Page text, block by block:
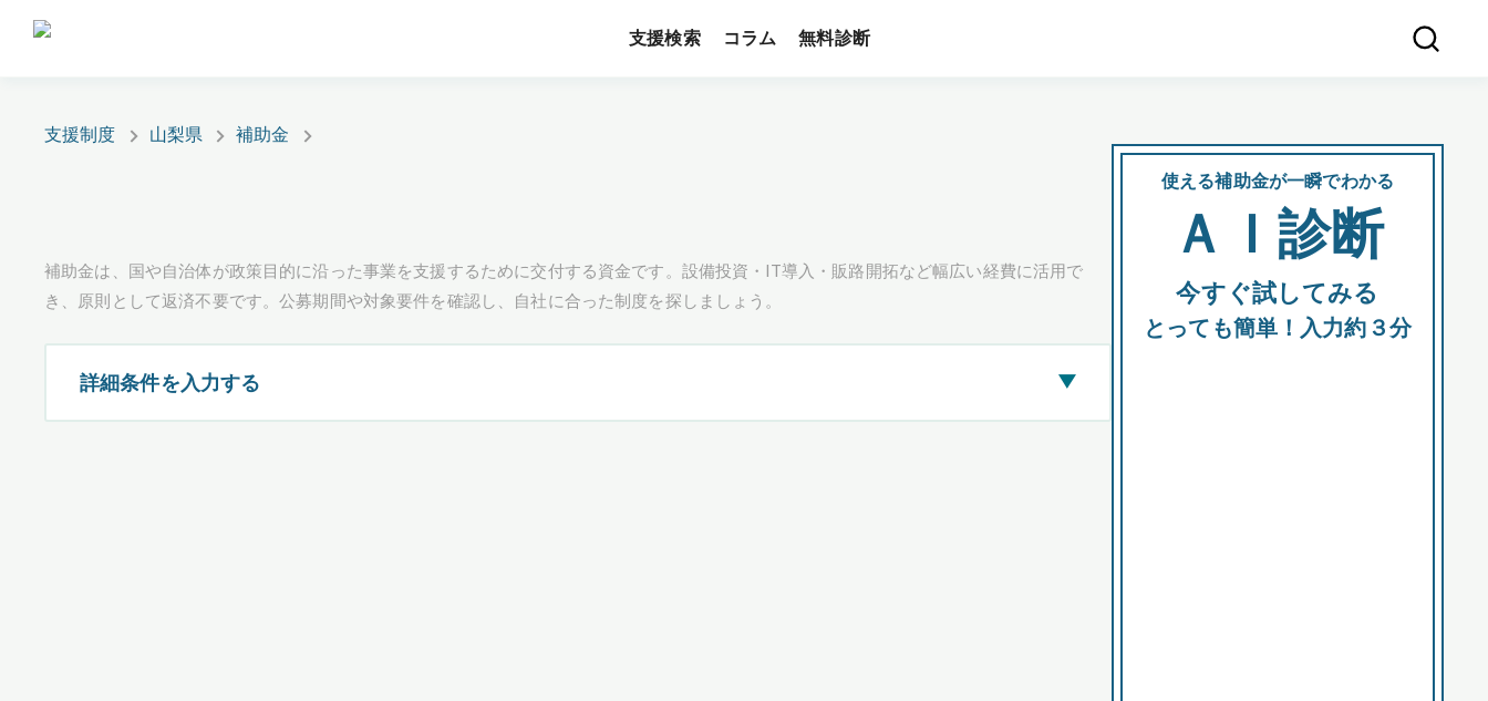
支援検索 コラム 無料診断
支援制度 山梨県 補助金
補助金は、国や自治体が政策目的に沿った事業を支援するために交付する資金です。設備投資・IT導入・販路開拓など幅広い経費に活用で
き、原則として返済不要です。公募期間や対象要件を確認し、自社に合った制度を探しましょう。
詳細条件を入力する ▶
使える補助金が一瞬でわかる
ＡＩ診断
今すぐ試してみる
とっても簡単！入力約３分